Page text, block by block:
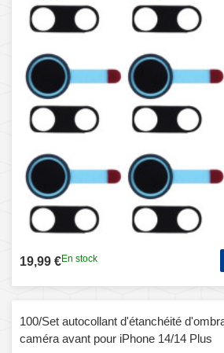
19,99 €En stock
100/Set autocollant d'étanchéité
caméra avant pour iPhone 14/14 Plus